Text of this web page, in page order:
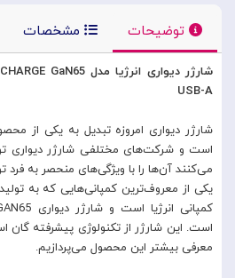
توضیحات مشخصات
USB-A
شارژر دیواری امروزه تبدیل به یکی از
است و شرکت‌های مختلفی شارژر دیواری
می‌کنند آن‌ها را با ویژگی‌های منحصر به فرد
یکی از معروف‌ترین کمپانی‌هایی که به
است. این شارژر از تکنولوژی پیشرفته گان
معرفی بیشتر این محصول می‌پردازیم.